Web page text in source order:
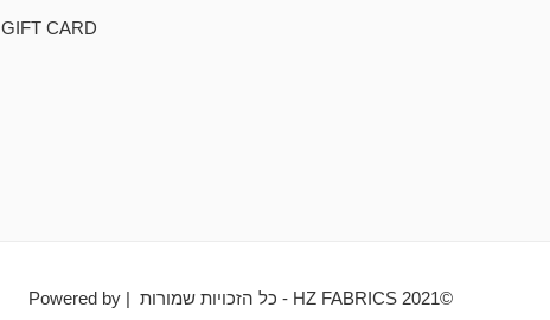
GIFT CARD
©HZ FABRICS 2021 - כל הזכויות שמורות | Powered by